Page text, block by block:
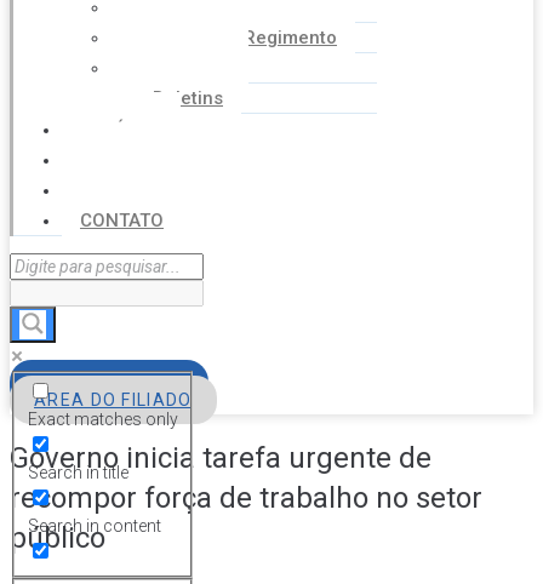
Estatuto e Regimento
Boletins
NOTÍCIAS
CONTATO
Exact matches only
Search in title
Search in content
ÁREA DO FILIADO
Governo inicia tarefa urgente de
recompor força de trabalho no setor
público